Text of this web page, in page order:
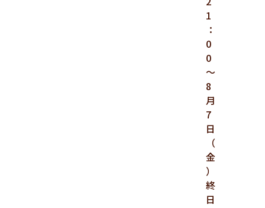
1
：
0
0
～
8
月
7
日
（
金
）
終
日